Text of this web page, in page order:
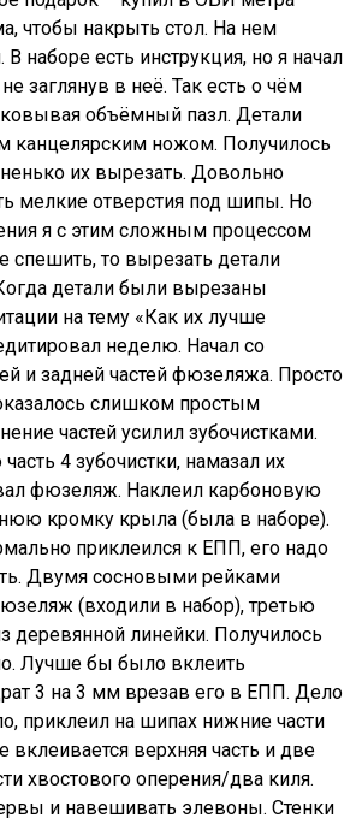
чтобы накрыть стол. На нем
В наборе есть инструкция, но я начал
заглянув в неё. Так есть о чём
объёмный пазл. Детали
канцелярским ножом. Получилось
их вырезать. Довольно
мелкие отверстия под шипы. Но
я с этим сложным процессом
спешить, то вырезать детали
детали были вырезаны
на тему «Как их лучше
неделю. Начал со
и задней частей фюзеляжа. Просто
слишком простым
частей усилил зубочистками.
4 зубочистки, намазал их
фюзеляж. Наклеил карбоновую
кромку крыла (была в наборе).
приклеился к ЕПП, его надо
Двумя сосновыми рейками
(входили в набор), третью
деревянной линейки. Получилось
Лучше бы было вклеить
3 на 3 мм врезав его в ЕПП. Дело
приклеил на шипах нижние части
вклеивается верхняя часть и две
хвостового оперения/два киля.
и навешивать элевоны. Стенки